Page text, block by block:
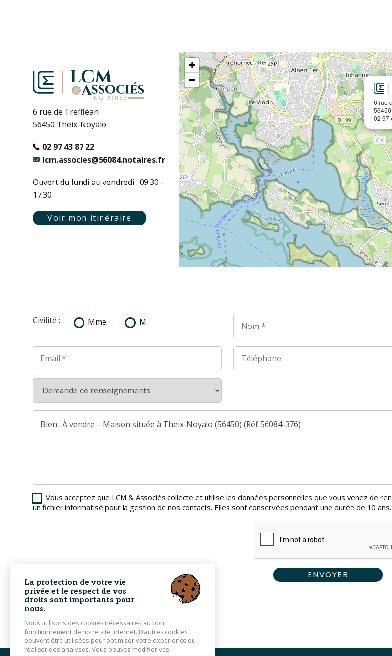
6 rue de Treffléan
56450 Theix-Noyalo
02 97 43 87 22
lcm.associes@56084.notaires.fr
Ouvert du lundi au vendredi : 09:30 -
17:30
Voir mon itinéraire
6 rue
02 97
+
−
Civilité : Mme M.
Vous acceptez que LCM & Associés collecte et utilise les données personnelles que vous venez de
un fichier informatisé pour la gestion de nos contacts. Elles sont conservées pendant une durée de 10 ans.
La protection de votre vie
privée et le respect de vos
droits sont importants pour
nous.
Nous utilisons des cookies nécessaires au bon
fonctionnement de notre site internet. D’autres cookies
peuvent être utilisées pour optimiser votre expérience ou
réaliser des analyses. Vous pouvez modifier vos